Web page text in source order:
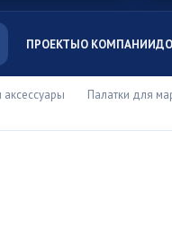
ПРОЕКТЫО КОМПАНИИ
Палатки для